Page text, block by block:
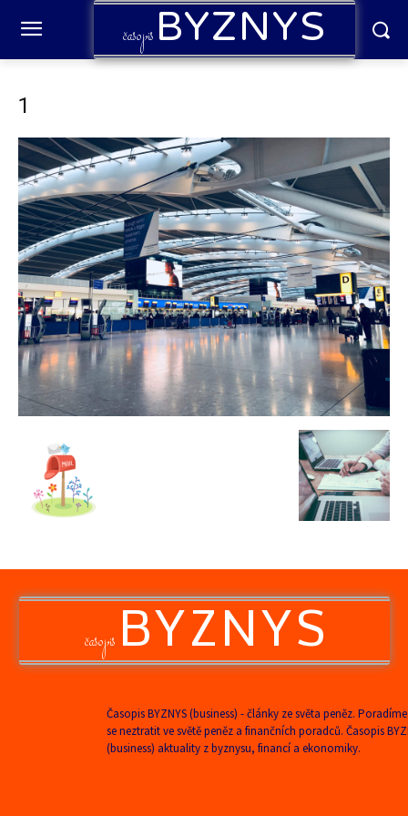
časopisBYZNYS
1
časopisBYZNYS
Časopis BYZNYS (business) - články ze světa peněz.
se neztratit ve světě peněz a finančních poradců. Časopis
(business) aktuality z byznysu, financí a ekonomiky.